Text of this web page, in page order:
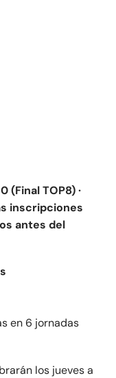
(Final TOP8) ·
inscripciones
antes del
en 6 jornadas
los jueves a